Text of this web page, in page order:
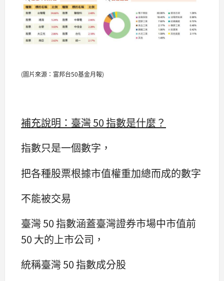
(圖片來源：富邦台50基金月報)
補充說明：臺灣 50 指數是什麼？
指數只是一個數字，
把各種股票根據市值權重加總而成的數字
不能被交易
臺灣 50 指數涵蓋臺灣證券市場中市值前
50 大的上市公司，
統稱臺灣 50 指數成分股